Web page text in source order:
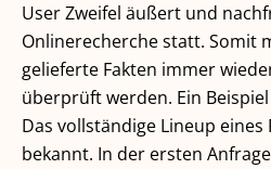
User Zweifel äußert und
Onlinerecherche statt. Somit
gelieferte Fakten immer
überprüft werden. Ein
Das vollständige Lineup
bekannt. In der ersten